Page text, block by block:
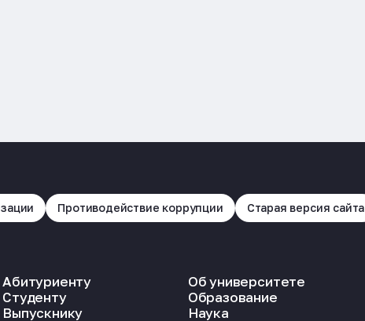
Противодействие коррупции Старая версия сайта
Абитуриенту
Студенту
Выпускнику
Об университете
Образование
Наука